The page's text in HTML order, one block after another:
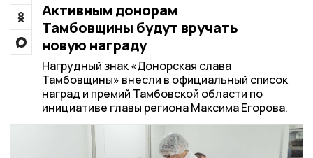
Активным донорам
Тамбовщины будут вручать
новую награду
Нагрудный знак «Донорская слава
Тамбовщины» внесли в официальный список
наград и премий Тамбовской области по
инициативе главы региона Максима Егорова.